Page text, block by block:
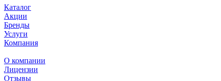
Каталог
Акции
Бренды
Услуги
Компания
О компании
Лицензии
Отзывы